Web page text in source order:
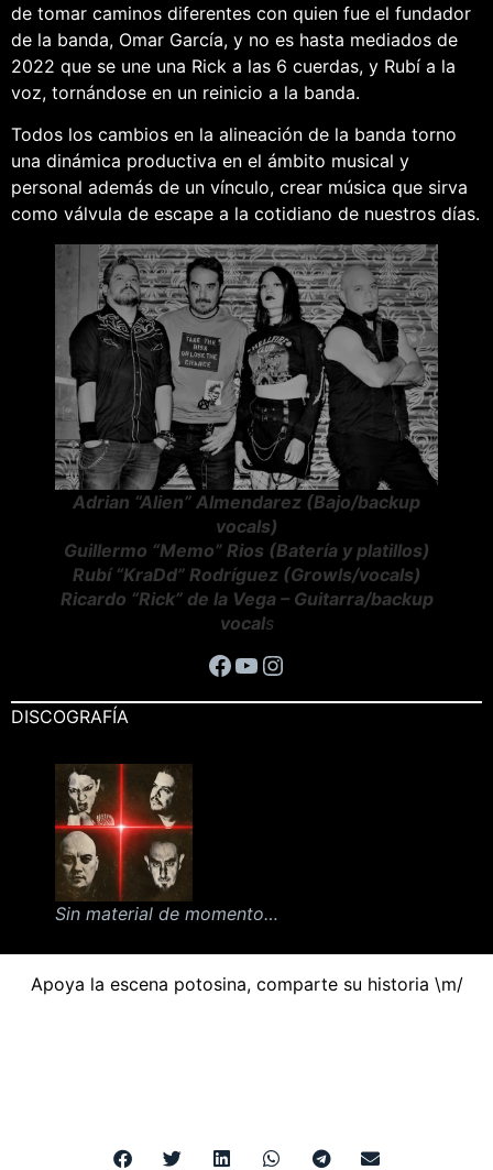
de tomar caminos diferentes con quien fue el fundador
de la banda, Omar García, y no es hasta mediados de
2022 que se une una Rick a las 6 cuerdas, y Rubí a la
voz, tornándose en un reinicio a la banda.
Todos los cambios en la alineación de la banda torno
una dinámica productiva en el ámbito musical y
personal además de un vínculo, crear música que sirva
como válvula de escape a la cotidiano de nuestros días.
Adrian “Alien” Almendarez (Bajo/backup
vocals)
Guillermo “Memo” Rios (Batería y platillos)
Rubí “KraDd” Rodríguez (Growls/vocals)
Ricardo “Rick” de la Vega – Guitarra/backup
vocals
DISCOGRAFÍA
Sin material de momento…
Apoya la escena potosina, comparte su historia \m/